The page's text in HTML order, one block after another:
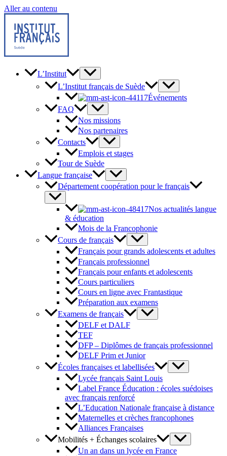
Aller au contenu
L’Institut
L’Institut français de Suède
Événements
FAQ
Nos missions
Nos partenaires
Contacts
Emplois et stages
Tour de Suède
Langue française
Département coopération pour le français
Nos actualités langue
& éducation
Mois de la Francophonie
Cours de français
Français pour grands adolescents et adultes
Français professionnel
Français pour enfants et adolescents
Cours particuliers
Cours en ligne avec Frantastique
Préparation aux examens
Examens de français
DELF et DALF
TEF
DFP – Diplômes de français professionnel
DELF Prim et Junior
Écoles françaises et labellisées
Lycée français Saint Louis
Label France Éducation : écoles suédoises
avec français renforcé
L’Education Nationale française à distance
Maternelles et crèches francophones
Alliances Françaises
Mobilités + Échanges scolaires
Un an dans un lycée en France